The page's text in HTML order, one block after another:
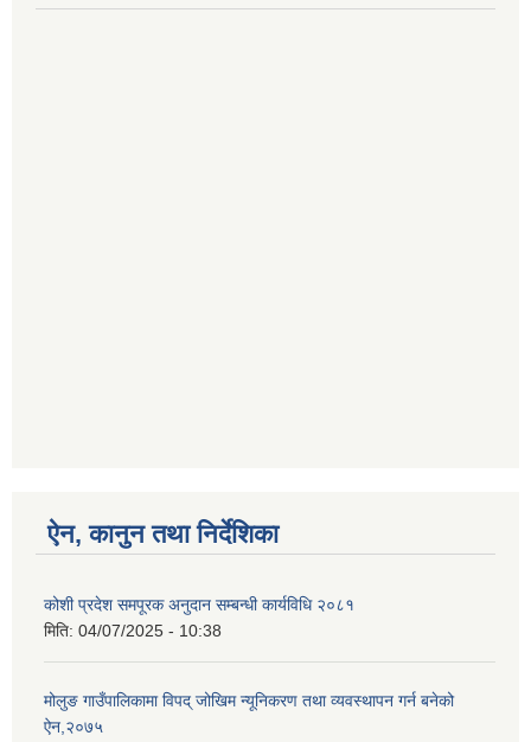
ऐन, कानुन तथा निर्देशिका
कोशी प्रदेश समपूरक अनुदान सम्बन्धी कार्यविधि २०८१
मिति: 04/07/2025 - 10:38
मोलुङ गाउँपालिकामा विपद् जोखिम न्यूनिकरण तथा व्यवस्थापन गर्न बनेको
ऐन,२०७५